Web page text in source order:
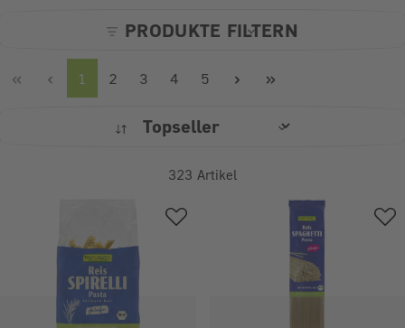
PRODUKTE FILTERN
Seite
1 Seite
2 Seite
3 Seite
4 Seite
5
323 Artikel